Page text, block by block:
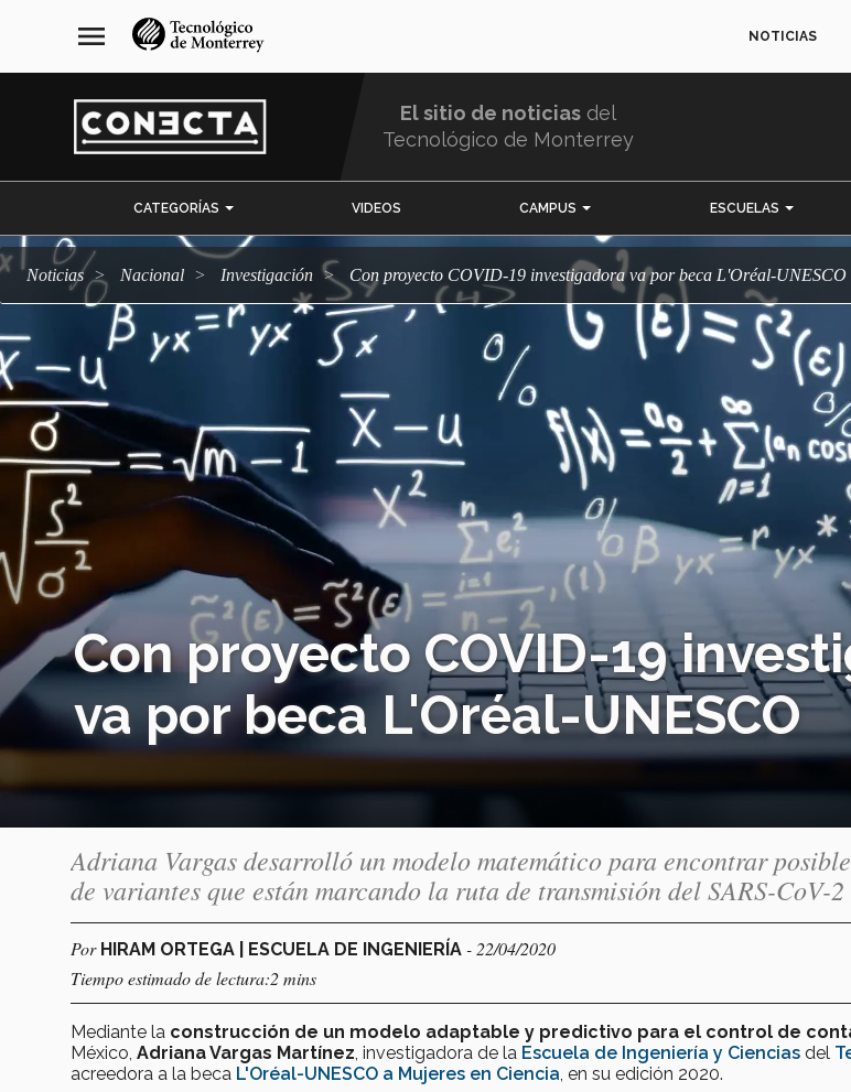
navegación
principal
menu NOTICIAS
El sitio de noticias del
Tecnológico de Monterrey
CATEGORÍAS VIDEOS CAMPUS ESCUELAS
Noticias Nacional Investigación Con proyecto COVID-19 investigadora va por beca L'Oréal-UNESCO
Con proyecto COVID-19
va por beca L'Oréal-UNESCO
Adriana Vargas desarrolló un modelo matemático para encontrar
de variantes que están marcando la ruta de transmisión del SARS-CoV-
Por HIRAM ORTEGA | ESCUELA DE INGENIERÍA - 22/04/2020
Tiempo estimado de lectura:2 mins
Mediante la construcción de un modelo adaptable y predictivo para el control de
México, Adriana Vargas Martínez, investigadora de la Escuela de Ingeniería y Ciencias del
acreedora a la beca L'Oréal-UNESCO a Mujeres en Ciencia, en su edición 2020.